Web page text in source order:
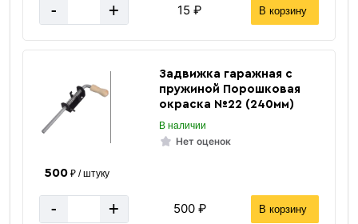
- + 15 ₽ В корзину
Задвижка гаражная с
пружиной Порошковая
окраска №22 (240мм)
В наличии
Нет оценок
500₽ / штуку
- + 500 ₽ В корзину